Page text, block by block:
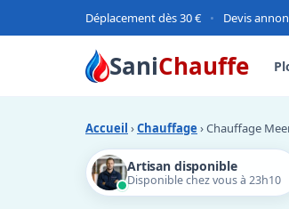
Déplacement dès 30 € • Devis
SaniChauffe
Accueil ›Chauffage › Chauffage
Artisan disponible
Disponible chez vous à 23h10